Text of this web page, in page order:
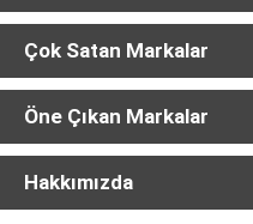
Çok Satan Markalar
Öne Çıkan Markalar
Hakkımızda